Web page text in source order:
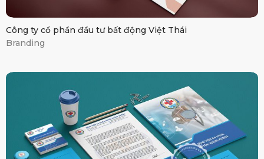
Công ty cổ phần đầu tư bất động Việt Thái
Branding
Bệnh viện Quảng
Xương